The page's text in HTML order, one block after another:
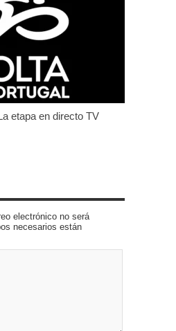
etapa en directo TV
electrónico no será
necesarios están